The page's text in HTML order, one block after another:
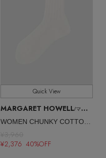
Quick View
MARGARET HOWELL/マーガレット・ハウエル
¥3,960
¥2,376 40%OFF